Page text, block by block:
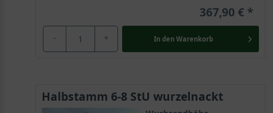
367,90 €
- + In den Warenkorb
Halbstamm 6-8 StU wurzelnackt